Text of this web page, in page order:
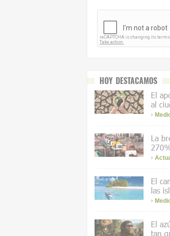
HOY DESTACAMOS
El
al
La
El
las
El
tan